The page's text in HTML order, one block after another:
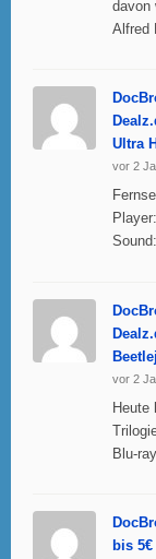
davon
Alfred
Ultra
vor 2
vor 2
Heute
Blu-
bis